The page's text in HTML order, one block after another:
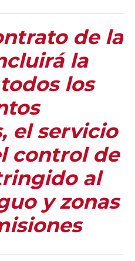
de la
la
los
el servicio
control de
al
y zonas